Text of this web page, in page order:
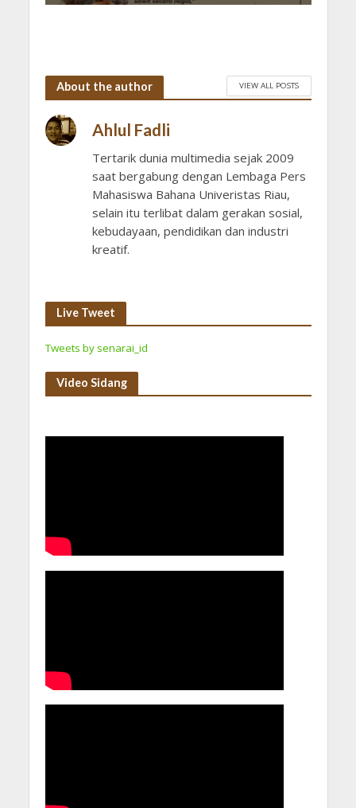
About the author VIEW ALL POSTS
Ahlul Fadli
Tertarik dunia multimedia sejak 2009
saat bergabung dengan Lembaga Pers
Mahasiswa Bahana Univeristas Riau,
selain itu terlibat dalam gerakan sosial,
kebudayaan, pendidikan dan industri
kreatif.
Live Tweet
Tweets by senarai_id
Video Sidang